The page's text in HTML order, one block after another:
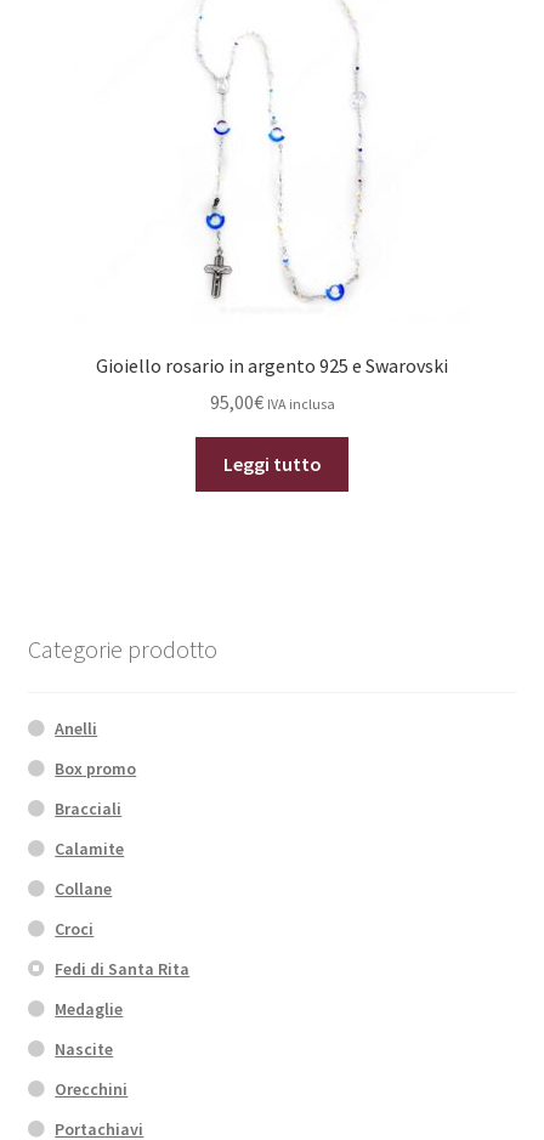
possono
scelte
nella
pagina
prodotto
Gioiello rosario in argento 925 e Swarovski
95,00€ IVA inclusa
Leggi tutto
Categorie prodotto
Anelli
Box promo
Bracciali
Calamite
Collane
Croci
Fedi di Santa Rita
Medaglie
Nascite
Orecchini
Portachiavi